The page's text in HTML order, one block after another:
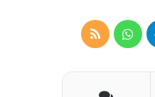
تيلقرامواتسابملخص